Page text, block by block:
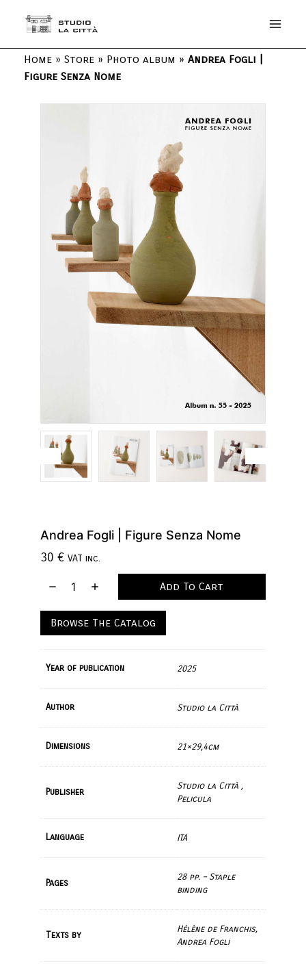
Home » Store » Photo album » Andrea Fogli |
Figure Senza Nome
Andrea Fogli | Figure Senza Nome
30 € VAT inc.
Add To Cart
Browse The Catalog
Year of publication 2025
Author Studio la Città
Dimensions 21×29,4cm
Publisher
Studio la Città ,
Pelicula
Language ITA
Pages
28 pp. – Staple
binding
Texts by
Hélène de Franchis,
Andrea Fogli